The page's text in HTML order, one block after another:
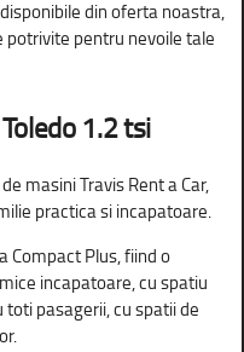
din oferta noastra,
pentru nevoile tale
1.2 tsi
masini Travis Rent a Car,
practica si incapatoare.
Compact Plus, fiind o
incapatoare, cu spatiu
pasagerii, cu spatii de